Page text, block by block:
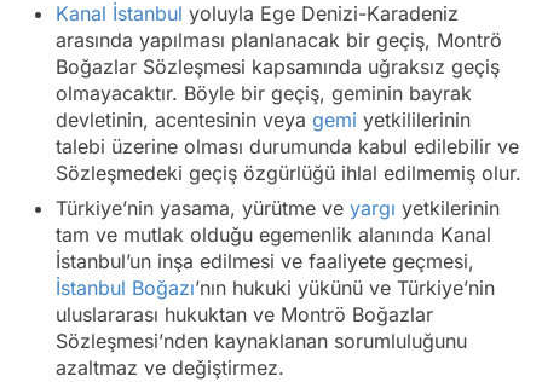
Kanal İstanbul yoluyla Ege Denizi-Karadeniz
arasında yapılması planlanacak bir geçiş, Montrö
Boğazlar Sözleşmesi kapsamında uğraksız geçiş
olmayacaktır. Böyle bir geçiş, geminin bayrak
devletinin, acentesinin veya gemi yetkililerinin
talebi üzerine olması durumunda kabul edilebilir ve
Sözleşmedeki geçiş özgürlüğü ihlal edilmemiş olur.
Türkiye’nin yasama, yürütme ve yargı yetkilerinin
tam ve mutlak olduğu egemenlik alanında Kanal
İstanbul’un inşa edilmesi ve faaliyete geçmesi,
İstanbul Boğazı’nın hukuki yükünü ve Türkiye’nin
uluslararası hukuktan ve Montrö Boğazlar
Sözleşmesi’nden kaynaklanan sorumluluğunu
azaltmaz ve değiştirmez.